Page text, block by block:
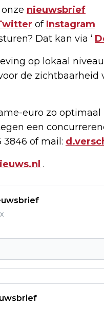
nieuwsbrief
of Instagram
Dat kan via ‘
op lokaal
de zichtbaarheid
euro zo
een
3846 of mail:
.